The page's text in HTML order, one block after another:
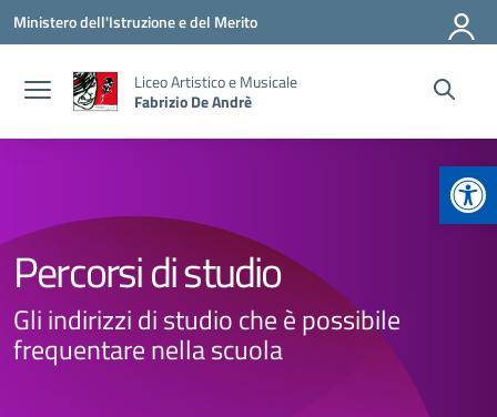
Vai ai contenuti
Vai al menu di navigazione
Vai al footer
Ministero dell'Istruzione e del Merito
Liceo Artistico e Musicale
Fabrizio De Andrè
Percorsi di studio
Gli indirizzi di studio che è possibile
frequentare nella scuola